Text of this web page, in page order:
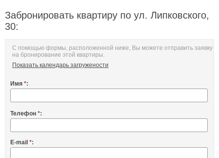
Забронировать квартиру по ул. Липковского,
30:
С помощью формы, расположенной ниже, Вы можете отправить заявку
на бронирование этой квартиры.
Показать календарь загружености
Имя *:
Телефон *:
E-mail *: